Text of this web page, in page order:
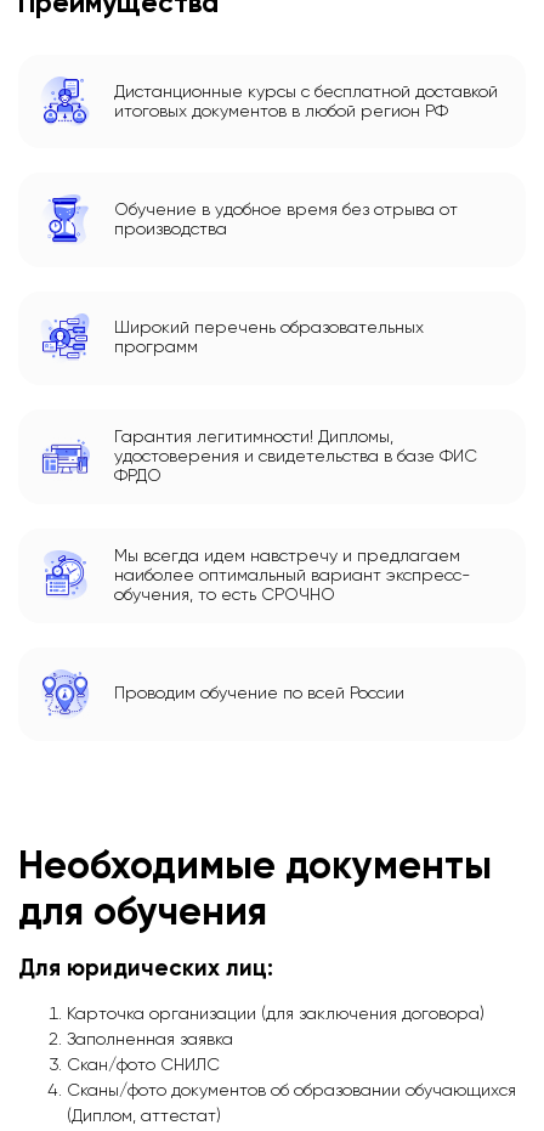
Дистанционные курсы с бесплатной доставкой
итоговых документов в любой регион РФ
Обучение в удобное время без отрыва от
производства
Широкий перечень образовательных
программ
Гарантия легитимности! Дипломы,
удостоверения и свидетельства в базе ФИС
ФРДО
Мы всегда идем навстречу и предлагаем
наиболее оптимальный вариант экспресс-
обучения, то есть СРОЧНО
Проводим обучение по всей России
Необходимые документы
для обучения
Для юридических лиц:
Карточка организации (для заключения договора)
Заполненная заявка
Скан/фото СНИЛС
Сканы/фото документов об образовании обучающихся
(Диплом, аттестат)